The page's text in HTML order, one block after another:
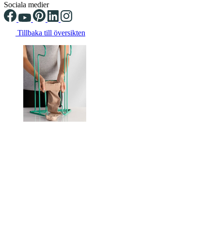
Sociala medier
Tillbaka till översikten